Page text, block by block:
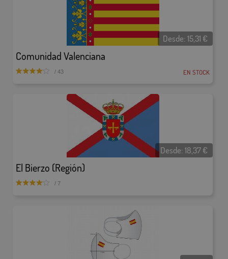
Comunidad Valenciana
Desde:15,31 €
/ 43 EN STOCK
El Bierzo (Región)
Desde:18,37€
/ 7